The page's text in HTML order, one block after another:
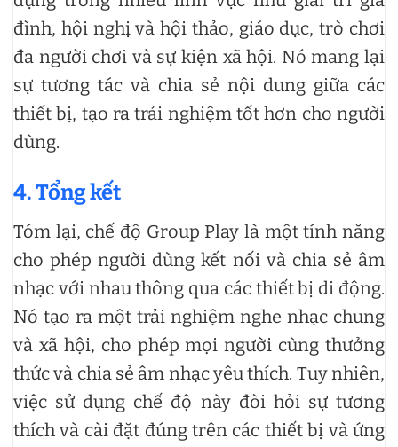
đình, hội nghị và hội thảo, giáo dục, trò chơi
đa người chơi và sự kiện xã hội. Nó mang lại
sự tương tác và chia sẻ nội dung giữa các
thiết bị, tạo ra trải nghiệm tốt hơn cho người
dùng.
4. Tổng kết
Tóm lại, chế độ Group Play là một tính năng
cho phép người dùng kết nối và chia sẻ âm
nhạc với nhau thông qua các thiết bị di động.
Nó tạo ra một trải nghiệm nghe nhạc chung
và xã hội, cho phép mọi người cùng thưởng
thức và chia sẻ âm nhạc yêu thích. Tuy nhiên,
việc sử dụng chế độ này đòi hỏi sự tương
thích và cài đặt đúng trên các thiết bị và ứng